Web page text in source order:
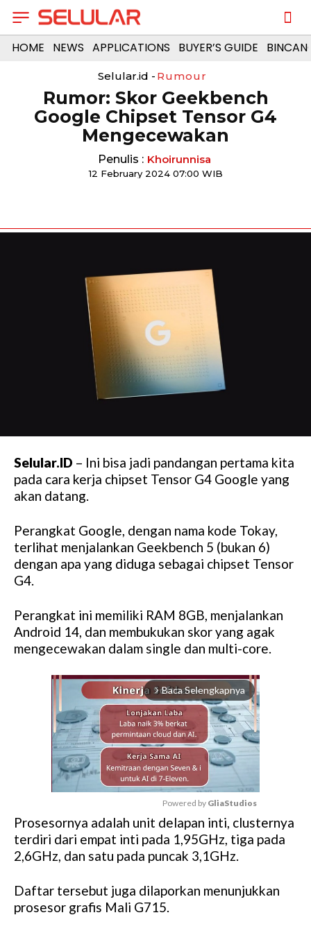
HOME NEWS APPLICATIONS BUYER’S GUIDE
Selular.id - Rumour
Rumor: Skor Geekbench
Google Chipset Tensor G4
Mengecewakan
Penulis : Khoirunnisa
12 February 2024 07:00 WIB
Selular.ID – Ini bisa jadi pandangan pertama kita
pada cara kerja chipset Tensor G4 Google yang
akan datang.
Perangkat Google, dengan nama kode Tokay,
terlihat menjalankan Geekbench 5 (bukan 6)
dengan apa yang diduga sebagai chipset Tensor
G4.
Perangkat ini memiliki RAM 8GB, menjalankan
Android 14, dan membukukan skor yang agak
mengecewakan dalam single dan multi-core.
arrow_forward_ios Baca Selengkapnya
M
u
t
Powered by GliaStudios
Prosesornya adalah unit delapan inti, clusternya
terdiri dari empat inti pada 1,95GHz, tiga pada
2,6GHz, dan satu pada puncak 3,1GHz.
Daftar tersebut juga dilaporkan menunjukkan
prosesor grafis Mali G715.